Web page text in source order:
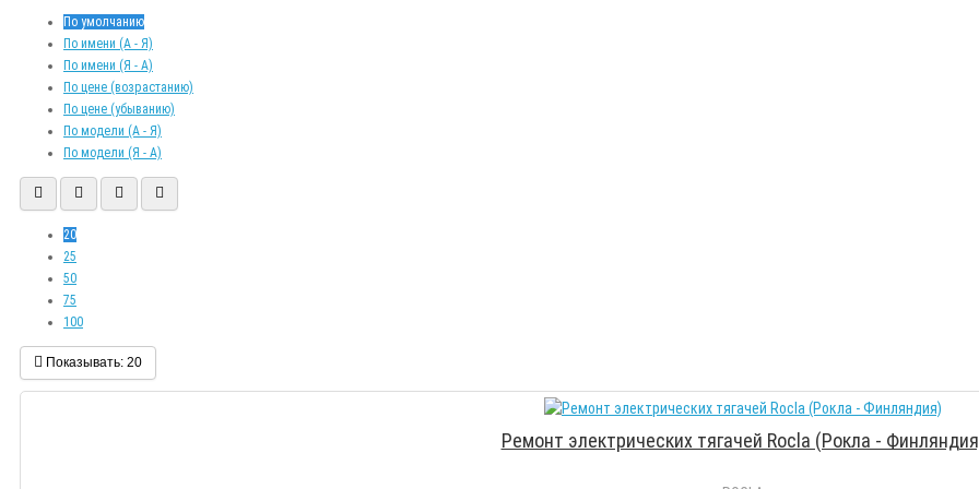
По умолчанию
По имени (A - Я)
По имени (Я - A)
По цене (возрастанию)
По цене (убыванию)
По модели (A - Я)
По модели (Я - A)
20
25
50
75
100
Показывать: 20
Ремонт электрических тягачей Rocla (Рокла -